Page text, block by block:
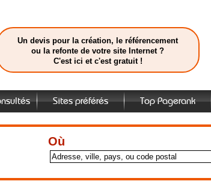
Un devis pour la création, le référencement
ou la refonte de votre site Internet ?
C'est ici et c'est gratuit !
Sites préférés Top Pagerank
Où